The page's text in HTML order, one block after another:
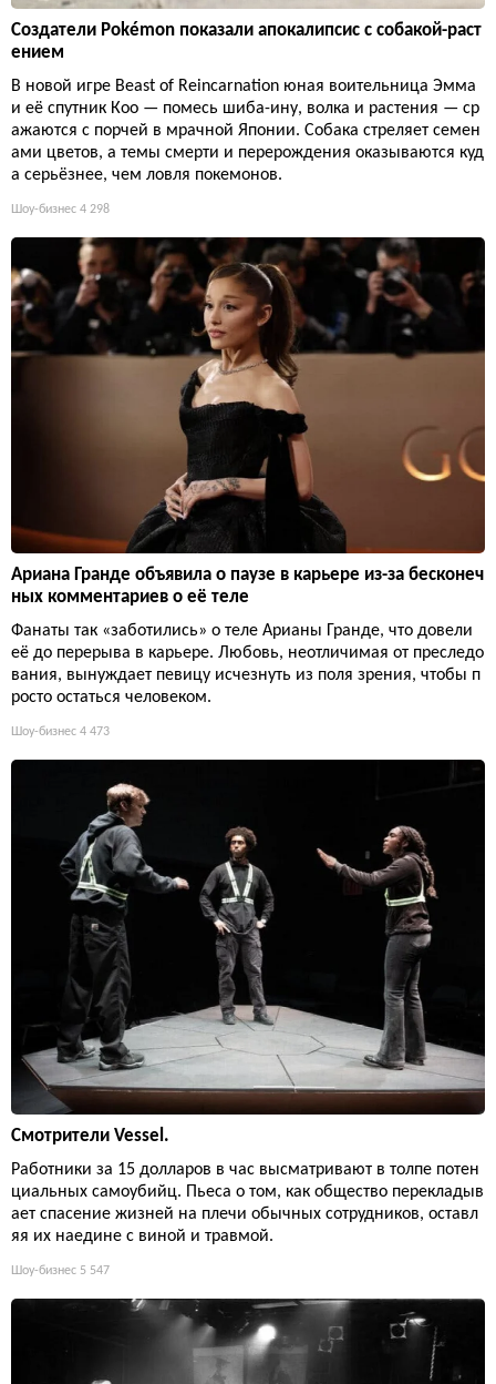
Создатели Pokémon показали апокалипсис с собакой-раст
ением
В новой игре Beast of Reincarnation юная воительница Эмма
и её спутник Кoo — помесь шиба-ину, волка и растения — ср
ажаются с порчей в мрачной Японии. Собака стреляет семен
ами цветов, а темы смерти и перерождения оказываются куд
а серьёзнее, чем ловля покемонов.
Шоу-бизнес 4 298
Ариана Гранде объявила о паузе в карьере из-за бесконеч
ных комментариев о её теле
Фанаты так «заботились» о теле Арианы Гранде, что довели
её до перерыва в карьере. Любовь, неотличимая от преследо
вания, вынуждает певицу исчезнуть из поля зрения, чтобы п
росто остаться человеком.
Шоу-бизнес 4 473
Смотрители Vessel.
Работники за 15 долларов в час высматривают в толпе потен
циальных самоубийц. Пьеса о том, как общество перекладыв
ает спасение жизней на плечи обычных сотрудников, оставл
яя их наедине с виной и травмой.
Шоу-бизнес 5 547